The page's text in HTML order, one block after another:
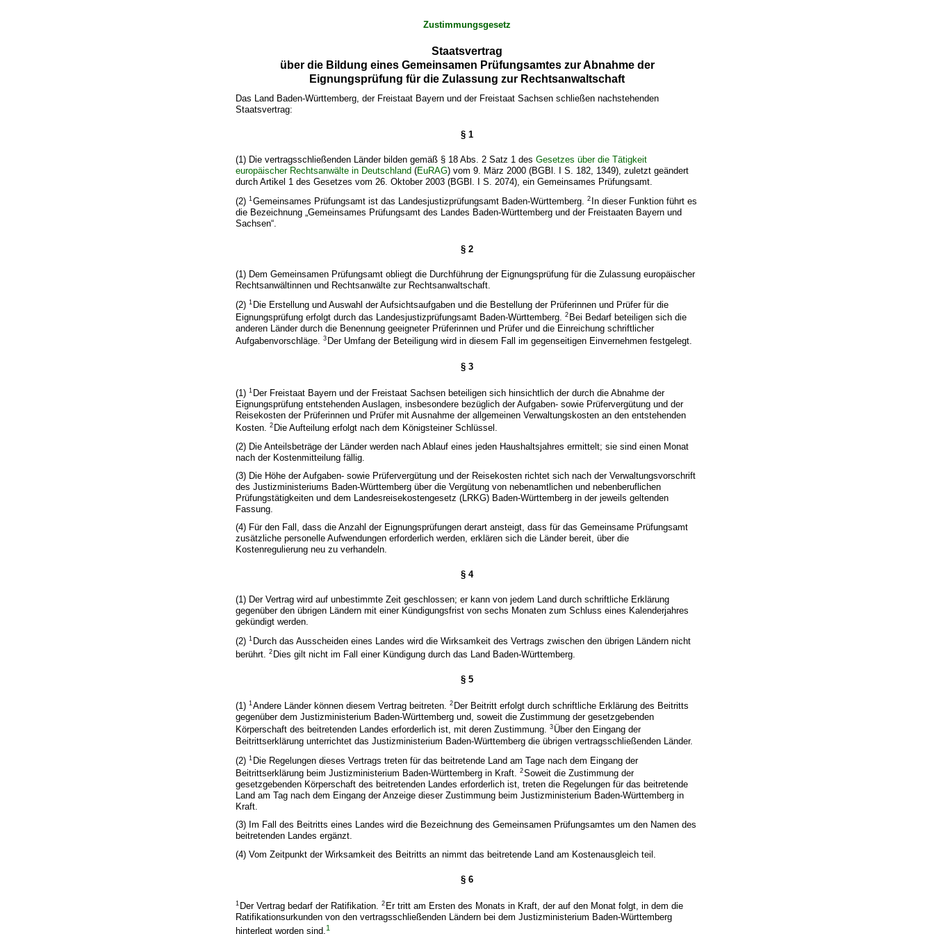
Zustimmungsgesetz
Staatsvertrag
über die Bildung eines Gemeinsamen Prüfungsamtes zur Abnahme der
Eignungsprüfung für die Zulassung zur Rechtsanwaltschaft
Das Land Baden-Württemberg, der Freistaat Bayern und der Freistaat Sachsen schließen nachstehenden
Staatsvertrag:
§ 1
(1) Die vertragsschließenden Länder bilden gemäß § 18 Abs. 2 Satz 1 desGesetzes über die Tätigkeit
europäischer Rechtsanwälte in Deutschland (EuRAG) vom 9. März 2000 (BGBl. I S. 182, 1349), zuletzt geändert
durch Artikel 1 des Gesetzes vom 26. Oktober 2003 (BGBl. I S. 2074), ein Gemeinsames Prüfungsamt.
(2)1Gemeinsames Prüfungsamt ist das Landesjustizprüfungsamt Baden-Württemberg.2 In dieser Funktion führt es
die Bezeichnung „Gemeinsames Prüfungsamt des Landes Baden-Württemberg und der Freistaaten Bayern und
Sachsen“.
§ 2
(1) Dem Gemeinsamen Prüfungsamt obliegt die Durchführung der Eignungsprüfung für die Zulassung europäischer
Rechtsanwältinnen und Rechtsanwälte zur Rechtsanwaltschaft.
(2)1 Die Erstellung und Auswahl der Aufsichtsaufgaben und die Bestellung der Prüferinnen und Prüfer für die
Eignungsprüfung erfolgt durch das Landesjustizprüfungsamt Baden-Württemberg.2 Bei Bedarf beteiligen sich die
anderen Länder durch die Benennung geeigneter Prüferinnen und Prüfer und die Einreichung schriftlicher
Aufgabenvorschläge.3 Der Umfang der Beteiligung wird in diesem Fall im gegenseitigen Einvernehmen festgelegt.
§ 3
(1)1 Der Freistaat Bayern und der Freistaat Sachsen beteiligen sich hinsichtlich der durch die Abnahme der
Eignungsprüfung entstehenden Auslagen, insbesondere bezüglich der Aufgaben- sowie Prüfervergütung und der
Reisekosten der Prüferinnen und Prüfer mit Ausnahme der allgemeinen Verwaltungskosten an den entstehenden
Kosten.2 Die Aufteilung erfolgt nach dem Königsteiner Schlüssel.
(2) Die Anteilsbeträge der Länder werden nach Ablauf eines jeden Haushaltsjahres ermittelt; sie sind einen Monat
nach der Kostenmitteilung fällig.
(3) Die Höhe der Aufgaben- sowie Prüfervergütung und der Reisekosten richtet sich nach der Verwaltungsvorschrift
des Justizministeriums Baden-Württemberg über die Vergütung von nebenamtlichen und nebenberuflichen
Prüfungstätigkeiten und dem Landesreisekostengesetz (LRKG) Baden-Württemberg in der jeweils geltenden
Fassung.
(4) Für den Fall, dass die Anzahl der Eignungsprüfungen derart ansteigt, dass für das Gemeinsame Prüfungsamt
zusätzliche personelle Aufwendungen erforderlich werden, erklären sich die Länder bereit, über die
Kostenregulierung neu zu verhandeln.
§ 4
(1) Der Vertrag wird auf unbestimmte Zeit geschlossen; er kann von jedem Land durch schriftliche Erklärung
gegenüber den übrigen Ländern mit einer Kündigungsfrist von sechs Monaten zum Schluss eines Kalenderjahres
gekündigt werden.
(2)1 Durch das Ausscheiden eines Landes wird die Wirksamkeit des Vertrags zwischen den übrigen Ländern nicht
berührt.2 Dies gilt nicht im Fall einer Kündigung durch das Land Baden-Württemberg.
§ 5
(1)1 Andere Länder können diesem Vertrag beitreten.2 Der Beitritt erfolgt durch schriftliche Erklärung des Beitritts
gegenüber dem Justizministerium Baden-Württemberg und, soweit die Zustimmung der gesetzgebenden
Körperschaft des beitretenden Landes erforderlich ist, mit deren Zustimmung.3 Über den Eingang der
Beitrittserklärung unterrichtet das Justizministerium Baden-Württemberg die übrigen vertragsschließenden Länder.
(2)1 Die Regelungen dieses Vertrags treten für das beitretende Land am Tage nach dem Eingang der
Beitrittserklärung beim Justizministerium Baden-Württemberg in Kraft.2Soweit die Zustimmung der
gesetzgebenden Körperschaft des beitretenden Landes erforderlich ist, treten die Regelungen für das beitretende
Land am Tag nach dem Eingang der Anzeige dieser Zustimmung beim Justizministerium Baden-Württemberg in
Kraft.
(3) Im Fall des Beitritts eines Landes wird die Bezeichnung des Gemeinsamen Prüfungsamtes um den Namen des
beitretenden Landes ergänzt.
(4) Vom Zeitpunkt der Wirksamkeit des Beitritts an nimmt das beitretende Land am Kostenausgleich teil.
§ 6
1 Der Vertrag bedarf der Ratifikation.2 Er tritt am Ersten des Monats in Kraft, der auf den Monat folgt, in dem die
Ratifikationsurkunden von den vertragsschließenden Ländern bei dem Justizministerium Baden-Württemberg
hinterlegt worden sind.1